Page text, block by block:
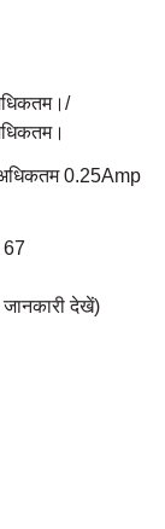
0.25Amp
देखें)